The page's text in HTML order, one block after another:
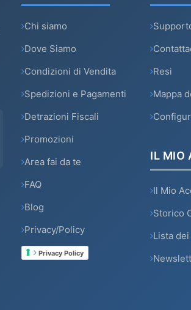
Chi siamo
Dove Siamo
Condizioni di Vendita
Spedizioni e Pagamenti
Detrazioni Fiscali
Promozioni
Area fai da te
FAQ
Blog
Privacy/Policy
Privacy Policy
Resi
Mappa
IL MIO
Il Mio
Storico
Lista